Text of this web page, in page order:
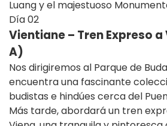
Luang y el majestuoso
Día02
Vientiane – Tren Expreso
A)
Nos dirigiremos al Parque de
encuentra una fascinante
budistas e hindúes cerca del
Más tarde, abordará un tren